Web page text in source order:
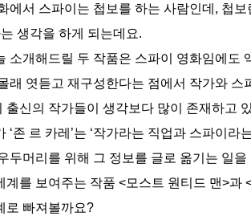
에서 스파이는 첩보를 하는 사람인데, 첩
생각을 하게 되는데요.
소개해드릴 두 작품은 스파이 영화임에
래 엿듣고 재구성한다는 점에서 작가와 스
출신의 작가들이 생각보다 많이 존재하고
‘존 르 카레’는 ‘작가라는 직업과 스파이
두머리를 위해 그 정보를 글로 옮기는 일
계를 보여주는 작품 <모스트 원티드 맨>과
로 빠져볼까요?